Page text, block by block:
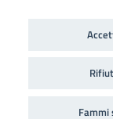
istituzionale
Fammi